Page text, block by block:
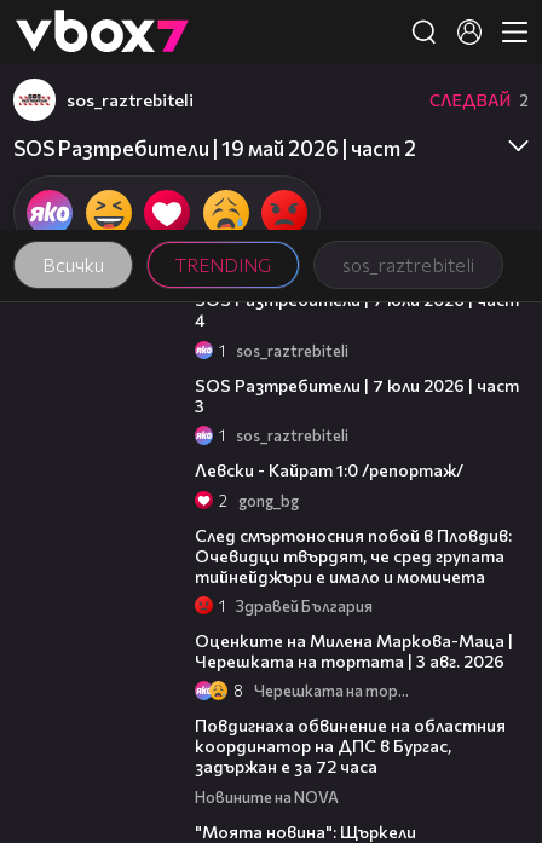
👾
Всички TRENDING sos_raztrebiteli
sos_raztrebiteli СЛЕДВАЙ 2
SOS Разтребители | 19 май 2026 | част 2
15:13
SOS Разтребители | 7 юли 2026 | част
4
1 sos_raztrebiteli
SOS Разтребители | 7 юли 2026 | част
3
1 sos_raztrebiteli
Левски - Кайрат 1:0 /репортаж/
2 gong_bg
След смъртоносния побой в Пловдив:
Очевидци твърдят, че сред групата
тийнейджъри е имало и момичета
1 Здравей България
Оценките на Милена Маркова-Маца |
Черешката на тортата | 3 авг. 2026
8 Черешката на тортата
Повдигнаха обвинение на областния
координатор на ДПС в Бургас,
задържан е за 72 часа
Новините на NOVA
"Моята новина": Щъркели